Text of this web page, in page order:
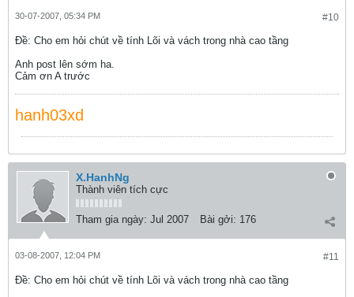
#10
30-07-2007, 05:34 PM
Ðề: Cho em hỏi chút về tính Lõi và vách trong nhà cao tầng
Anh post lên sớm ha.
Cảm ơn A trước
hanh03xd
X.HanhNg
Thành viên tích cực
Tham gia ngày: Jul 2007 Bài gởi: 176
#11
03-08-2007, 12:04 PM
Ðề: Cho em hỏi chút về tính Lõi và vách trong nhà cao tầng